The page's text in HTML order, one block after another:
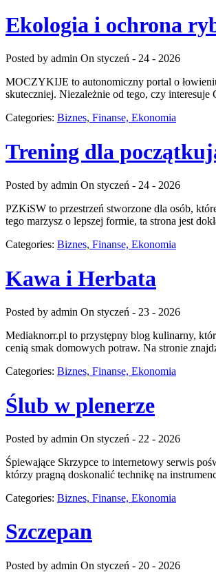
Ekologia i ochrona
Posted by admin On styczeń - 24 - 2026
MOCZYKIJE to autonomiczny portal o
skuteczniej. Niezależnie od tego, czy
Categories: Biznes, Finanse, Ekonomia
Trening dla
Posted by admin On styczeń - 24 - 2026
PZKiSW to przestrzeń stworzone dla osób,
tego marzysz o lepszej formie, ta strona jest
Categories: Biznes, Finanse, Ekonomia
Kawa i Herbata
Posted by admin On styczeń - 23 - 2026
Mediaknorr.pl to przystępny blog kulinarny,
cenią smak domowych potraw. Na stronie
Categories: Biznes, Finanse, Ekonomia
Ślub w plenerze
Posted by admin On styczeń - 22 - 2026
Śpiewające Skrzypce to internetowy serwis
którzy pragną doskonalić technikę na
Categories: Biznes, Finanse, Ekonomia
Szczepan
Posted by admin On styczeń - 20 - 2026